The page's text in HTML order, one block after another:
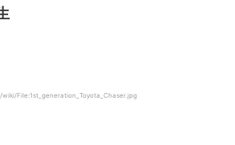
File:1st_generation_Toyota_Chaser.jpg